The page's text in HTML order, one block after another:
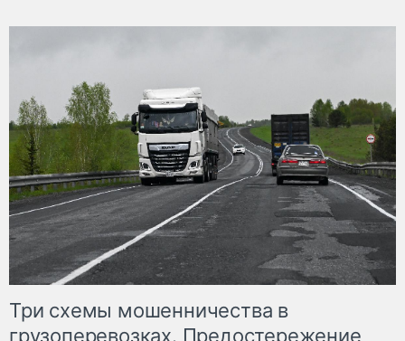
Три схемы мошенничества в
грузоперевозках. Предостережение